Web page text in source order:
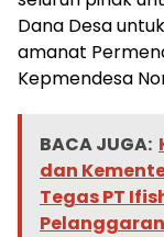
Dana Desa
amanat
Kepmendesa
BACA JUGA:
dan
Tegas PT
Pelanggaran